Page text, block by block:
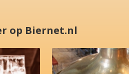
op Biernet.nl